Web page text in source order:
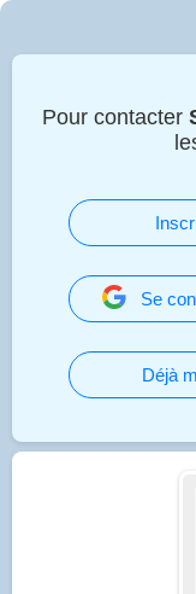
Pour contacter
Se
Déjà